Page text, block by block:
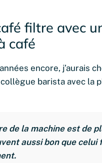
filtre avec
café
encore, j’aurais
barista avec la
de la machine est de
aussi bon que celui